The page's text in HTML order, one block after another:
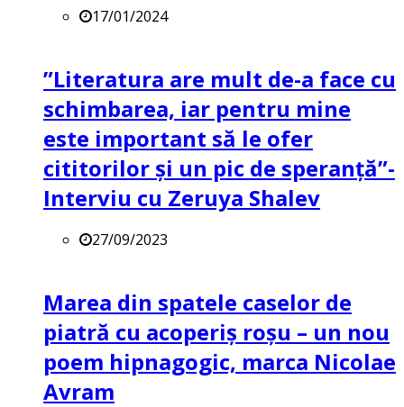
17/01/2024
”Literatura are mult de-a face cu
schimbarea, iar pentru mine
este important să le ofer
cititorilor și un pic de speranță”-
Interviu cu Zeruya Shalev
27/09/2023
Marea din spatele caselor de
piatră cu acoperiș roșu – un nou
poem hipnagogic, marca Nicolae
Avram